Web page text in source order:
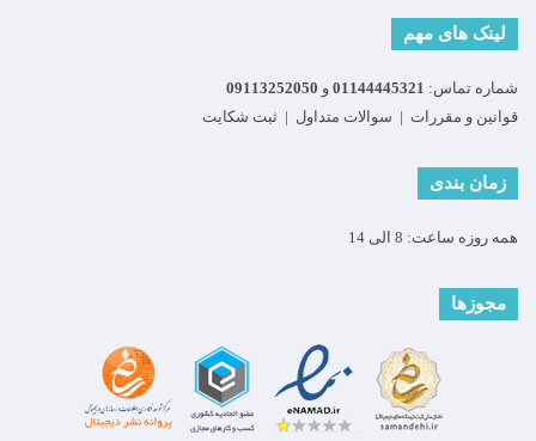
لینک های مهم
شماره تماس: 01144445321 و 09113252050
قوانین و مقررات | سوالات متداول | ثبت شکایت
زمان بندی
همه روزه ساعت: 8 الی 14
مجوزها